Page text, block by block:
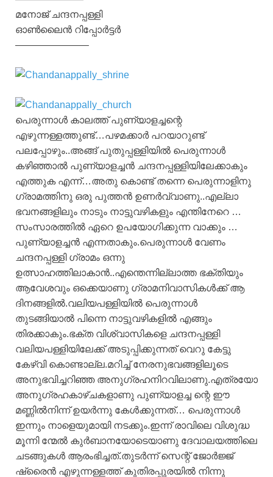
മനോജ്‌ ചന്ദനപ്പള്ളി
ഓൺലൈൻ റിപ്പോർട്ടർ
———————–
പെരുന്നാൾ കാലത്ത്‌ പുണ്യാളച്ചന്റെ
എഴുന്നള്ളത്തുണ്ട്‌…പഴമക്കാർ പറയാറുണ്ട്‌
പലപ്പോഴും..അങ്ങ്‌ പുതുപ്പള്ളിയിൽ പെരുന്നാൾ
കഴിഞ്ഞാൽ പുണ്യാളച്ചൻ ചന്ദനപ്പള്ളിയിലേക്കാകും
എത്തുക എന്ന്…അതു കൊണ്ട്‌ തന്നെ പെരുന്നാളിനു
ഗ്രാമത്തിനു ഒരു പുത്തൻ ഉണർവ്വാണു..എല്ലാ
ഭവനങ്ങളിലും നാടും നാട്ടുവഴികളും എന്തിനേറെ …
സംസാരത്തിൽ ഏറെ ഉപയോഗിക്കുന്ന വാക്കും …
പുണ്യാളച്ചൻ എന്നതാകും.പെരുന്നാൾ വേണം
ചന്ദനപ്പള്ളി ഗ്രാമം ഒന്നു
ഉത്സാഹത്തിലാകാൻ..എന്തെന്നില്ലാത്ത ഭക്തിയും
ആവേശവും ഒക്കെയാണു ഗ്രാമനിവാസികൾക്ക്‌ ആ
ദിനങ്ങളിൽ.വലിയപള്ളിയിൽ പെരുന്നാൾ
തുടങ്ങിയാൽ പിന്നെ നാട്ടുവഴികളിൽ എങ്ങും
തിരക്കാകും.ഭക്ത വിശ്വാസികളെ ചന്ദനപ്പള്ളി
വലിയപള്ളിയിലേക്ക്‌ അടുപ്പിക്കുന്നത്‌ വെറു കേട്ടു
കേഴ്‌വി കൊണ്ടാല്ല.മറിച്ച്‌ നേരനുഭവങ്ങളിലൂടെ
അനുഭവിച്ചറിഞ്ഞ അനുഗ്രഹനിറവിലാണു.എത്രയോ
അനുഗ്രഹകാഴ്ചകളാണു പുണ്യാളച്ച ന്റെ ഈ
മണ്ണിൽനിന്ന് ഉയർന്നു കേൾക്കുന്നത്‌… പെരുന്നാൾ
ഇന്നും നാളെയുമായി നടക്കും.ഇന്ന് രാവിലെ വിശുദ്ധ
മൂന്നി ന്മേൽ കുർബാനയോടെയാണു ദേവാലയത്തിലെ
ചടങ്ങുകൾ ആരംഭിച്ചത്‌.തുടർന്ന് സെന്റ്‌ ജോർജ്ജ്‌
ഷ്രൈൻ എഴുന്നള്ളത്ത്‌ കുതിരപ്പുരയിൽ നിന്നു